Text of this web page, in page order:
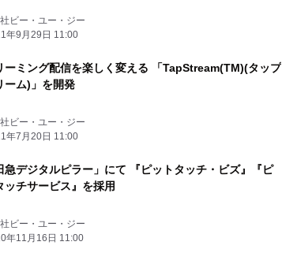
ビー・ユー・ジー
年9月29日 11:00
ーミング配信を楽しく変える 「TapStream(TM)(タップ
ーム)」を開発
ビー・ユー・ジー
年7月20日 11:00
急デジタルピラー」にて 『ピットタッチ・ビズ』『ピ
ッチサービス』を採用
ビー・ユー・ジー
年11月16日 11:00